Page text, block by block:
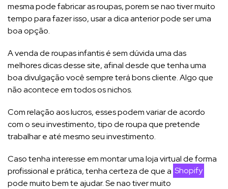
mesma pode fabricar as roupas, porem se nao tiver muito
tempo para fazer isso, usar a dica anterior pode ser uma
boa opção.
A venda de roupas infantis é sem dúvida uma das
melhores dicas desse site, afinal desde que tenha uma
boa divulgação você sempre terá bons cliente. Algo que
não acontece em todos os nichos.
Com relação aos lucros, esses podem variar de acordo
com o seu investimento, tipo de roupa que pretende
trabalhar e até mesmo seu investimento.
Caso tenha interesse em montar uma loja virtual de forma
profissional e prática, tenha certeza de que a Shopify
pode muito bem te ajudar. Se nao tiver muito